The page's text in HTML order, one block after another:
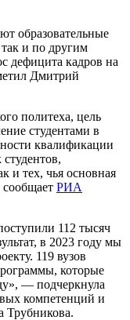
образовательные
и по другим
дефицита кадров на
Дмитрий
политеха, цель
студентами в
квалификации
и тех, чья основная
РИА
112 тысяч
в 2023 году мы
119 вузов
которые
— подчеркнула
компетенций и
Трубникова.